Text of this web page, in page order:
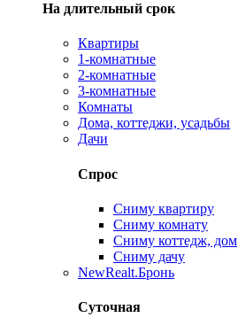
На длительный срок
Квартиры
1-комнатные
2-комнатные
3-комнатные
Комнаты
Дома, коттеджи, усадьбы
Дачи
Спрос
Сниму квартиру
Сниму комнату
Сниму коттедж, дом
Сниму дачу
NewRealt.Бронь
Суточная